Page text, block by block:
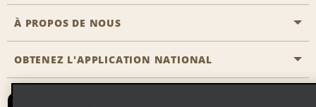
Agents de voyage
Réserver un véhicule pour quelqu'un d'autre
Nous contacter
FAQ
Toutes les offres
Abonnement aux courriels
À PROPOS DE NOUS
Histoire de l’entreprise
Nouvelles et histoires
OBTENEZ L'APPLICATION NATIONAL